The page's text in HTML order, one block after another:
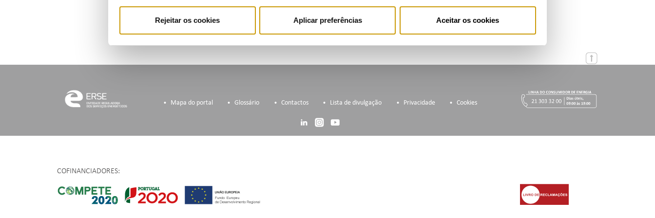
Rejeitar os cookies Aplicar preferências Aceitar os cookies
Mapa do portal Glossário Contactos Lista de divulgação Privacidade Cookies
COFINANCIADORES: